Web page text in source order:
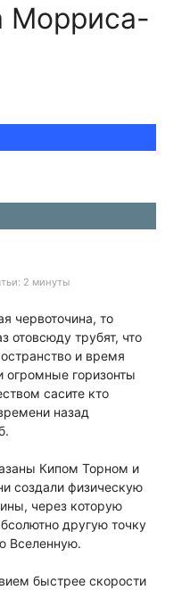
Морриса-
2 минуты
червоточина, то
отовсюду трубят, что
и время
огромные горизонты
сасите кто
назад
Кипом Торном и
создали физическую
через которую
другую точку
Вселенную.
быстрее скорости